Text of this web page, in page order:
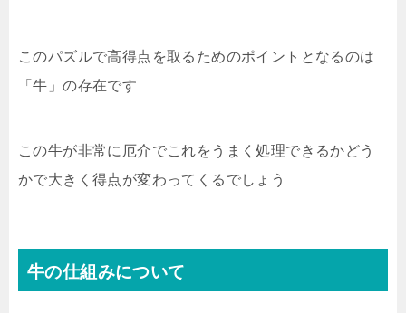
このパズルで高得点を取るためのポイントとなるのは
「牛」の存在です
この牛が非常に厄介でこれをうまく処理できるかどう
かで大きく得点が変わってくるでしょう
牛の仕組みについて